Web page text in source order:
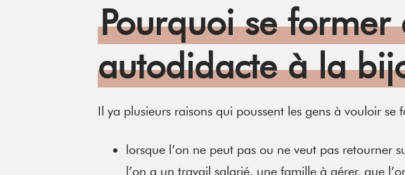
Pourquoi se former
autodidacte à la
Il ya plusieurs raisons qui poussent les gens à vouloir se
lorsque l’on ne peut pas ou ne veut pas retourner
l’on a un travail salarié, une famille à gérer, que